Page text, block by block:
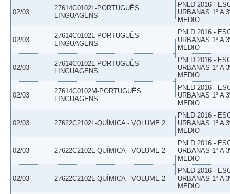
02/03
27614C0102L-PORTUGUÊS
LINGUAGENS
PNLD 2016 -
URBANAS 1º A
MEDIO
02/03
27614C0102L-PORTUGUÊS
LINGUAGENS
PNLD 2016 -
URBANAS 1º A
MEDIO
02/03
27614C0102L-PORTUGUÊS
LINGUAGENS
PNLD 2016 -
URBANAS 1º A
MEDIO
02/03
27614C0102M-PORTUGUÊS
LINGUAGENS
PNLD 2016 -
URBANAS 1º A
MEDIO
02/03 27622C2102L-QUÍMICA - VOLUME 2
PNLD 2016 -
URBANAS 1º A
MEDIO
02/03 27622C2102L-QUÍMICA - VOLUME 2
PNLD 2016 -
URBANAS 1º A
MEDIO
02/03 27622C2102L-QUÍMICA - VOLUME 2
PNLD 2016 -
URBANAS 1º A
MEDIO